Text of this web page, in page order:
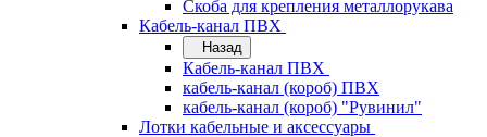
Скоба для крепления металлорукава
Кабель-канал ПВХ
Назад
Кабель-канал ПВХ
кабель-канал (короб) ПВХ
кабель-канал (короб) "Рувинил"
Лотки кабельные и аксессуары